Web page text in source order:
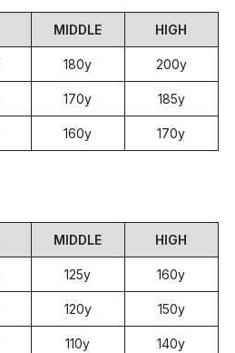
MIDDLE HIGH
180y 200y
170y 185y
160y 170y
MIDDLE HIGH
125y 160y
120y 150y
110y 140y